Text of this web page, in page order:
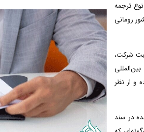
ترجمه
رومانی
شرکت،
و از نظر
در سند